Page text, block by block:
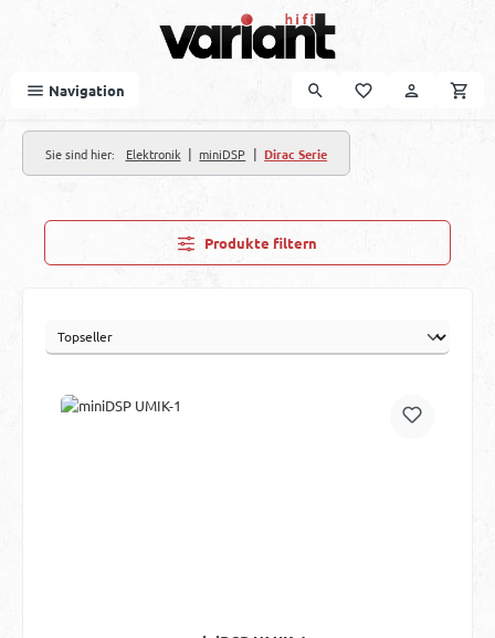
Navigation
Sie sind hier: Elektronik | miniDSP | Dirac Serie
Produkte filtern